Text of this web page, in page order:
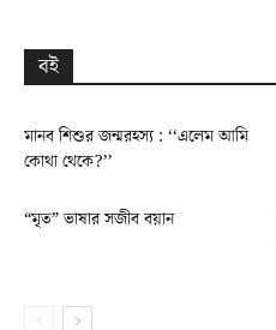
বই
মানব শিশুর জন্মরহস্য : ‘‘এলেম আমি
কোথা থেকে?’’
“মৃত” ভাষার সজীব বয়ান